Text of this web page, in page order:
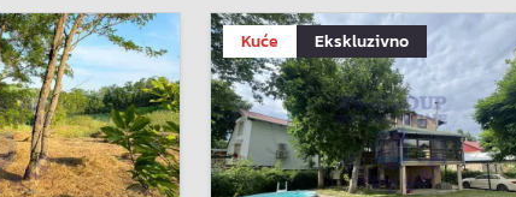
Kuće Ekskluzivno